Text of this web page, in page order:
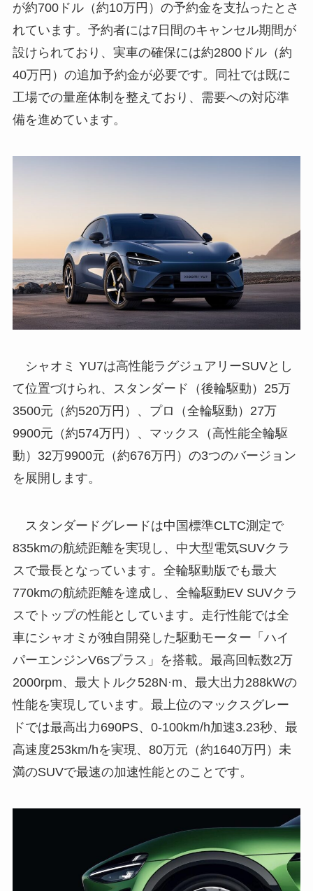
が約700ドル（約10万円）の予約金を支払ったとさ
れています。予約者には7日間のキャンセル期間が
設けられており、実車の確保には約2800ドル（約
40万円）の追加予約金が必要です。同社では既に
工場での量産体制を整えており、需要への対応準
備を進めています。
シャオミ YU7は高性能ラグジュアリーSUVとし
て位置づけられ、スタンダード（後輪駆動）25万
3500元（約520万円）、プロ（全輪駆動）27万
9900元（約574万円）、マックス（高性能全輪駆
動）32万9900元（約676万円）の3つのバージョン
を展開します。
スタンダードグレードは中国標準CLTC測定で
835kmの航続距離を実現し、中大型電気SUVクラ
スで最長となっています。全輪駆動版でも最大
770kmの航続距離を達成し、全輪駆動EV SUVクラ
スでトップの性能としています。走行性能では全
車にシャオミが独自開発した駆動モーター「ハイ
パーエンジンV6sプラス」を搭載。最高回転数2万
2000rpm、最大トルク528N·m、最大出力288kWの
性能を実現しています。最上位のマックスグレー
ドでは最高出力690PS、0-100km/h加速3.23秒、最
高速度253km/hを実現、80万元（約1640万円）未
満のSUVで最速の加速性能とのことです。